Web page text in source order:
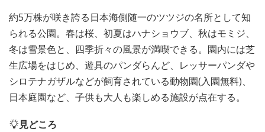
約5万株が咲き誇る日本海側随一のツツジの名所として知
られる公園。春は桜、初夏はハナショウブ、秋はモミジ、
冬は雪景色と、四季折々の風景が満喫できる。園内には芝
生広場をはじめ、遊具のパンダらんど、レッサーパンダや
シロテナガザルなどが飼育されている動物園(入園無料)、
日本庭園など、子供も大人も楽しめる施設が点在する。
見どころ